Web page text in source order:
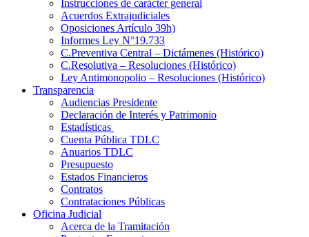
Instrucciones de carácter general
Acuerdos Extrajudiciales
Oposiciones Artículo 39h)
Informes Ley N°19.733
C.Preventiva Central – Dictámenes (Histórico)
C.Resolutiva – Resoluciones (Histórico)
Ley Antimonopolio – Resoluciones (Histórico)
Transparencia
Audiencias Presidente
Declaración de Interés y Patrimonio
Estadísticas
Cuenta Pública TDLC
Anuarios TDLC
Presupuesto
Estados Financieros
Contratos
Contrataciones Públicas
Oficina Judicial
Acerca de la Tramitación